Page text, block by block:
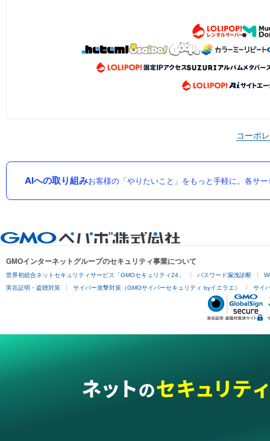
コーポ
AIへの取り組みお客様の「やりたいこと」をもっと手軽に。各サ
GMOインターネットグループのセキュリティ事業について
世界初総合ネットセキュリティサービス「GMOセキュリティ24」 パスワード漏洩診断
実在証明・盗聴対策
サイバー攻撃対策（GMOサイバーセキュリティ byイエラエ） サイ